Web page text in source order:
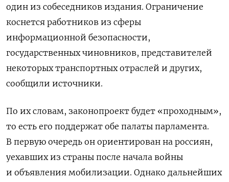
один из собеседников издания. Ограничение
коснется работников из сферы
информационной безопасности,
государственных чиновников, представителей
некоторых транспортных отраслей и других,
сообщили источники.
По их словам, законопроект будет «проходным»,
то есть его поддержат обе палаты парламента.
В первую очередь он ориентирован на россиян,
уехавших из страны после начала войны
и объявления мобилизации. Однако дальнейших